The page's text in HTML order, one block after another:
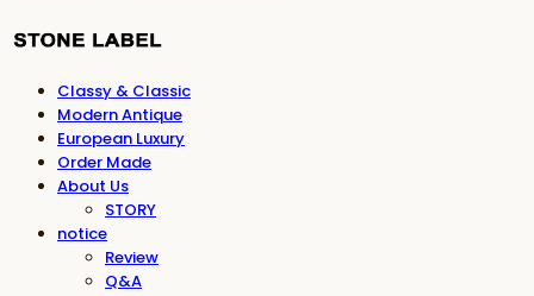
Classy & Classic
Modern Antique
European Luxury
Order Made
About Us
STORY
notice
Review
Q&A